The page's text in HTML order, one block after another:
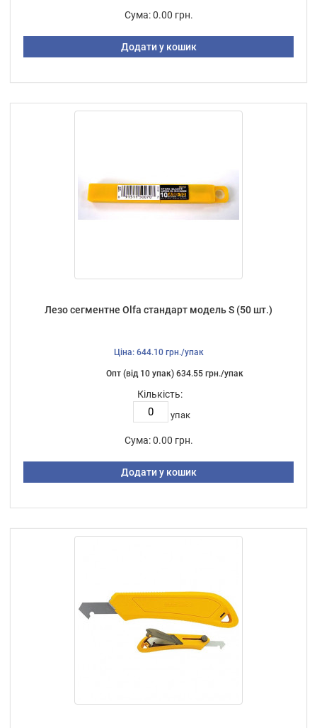
Сума: 0.00 грн.
Додати у кошик
Лезо сегментне Olfa стандарт модель S (50 шт.)
Ціна: 644.10 грн./упак
Опт (від 10 упак) 634.55 грн./упак
Кількість:
упак
Сума: 0.00 грн.
Додати у кошик